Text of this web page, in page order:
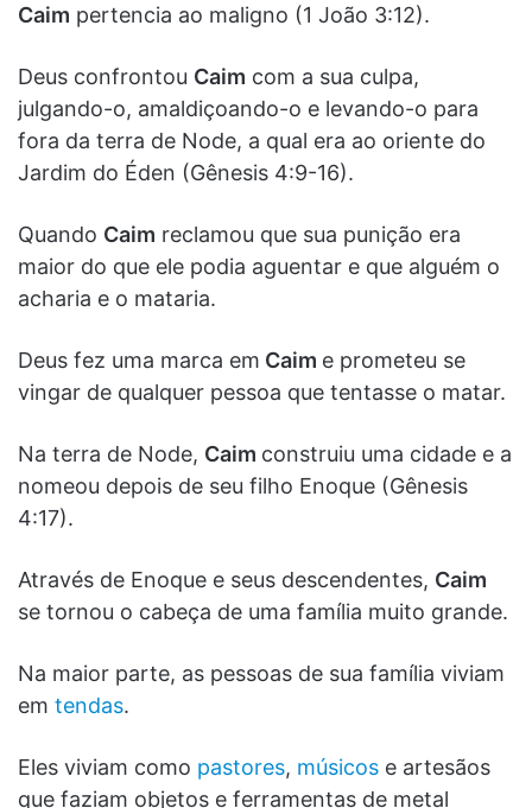
Caim pertencia ao maligno (1 João 3:12).
Deus confrontou Caim com a sua culpa,
julgando-o, amaldiçoando-o e levando-o para
fora da terra de Node, a qual era ao oriente do
Jardim do Éden (Gênesis 4:9-16).
Quando Caim reclamou que sua punição era
maior do que ele podia aguentar e que alguém o
acharia e o mataria.
Deus fez uma marca em Caim e prometeu se
vingar de qualquer pessoa que tentasse o matar.
Na terra de Node, Caim construiu uma cidade e a
nomeou depois de seu filho Enoque (Gênesis
4:17).
Através de Enoque e seus descendentes, Caim
se tornou o cabeça de uma família muito grande.
Na maior parte, as pessoas de sua família viviam
em tendas.
Eles viviam como pastores, músicos e artesãos
que faziam objetos e ferramentas de metal